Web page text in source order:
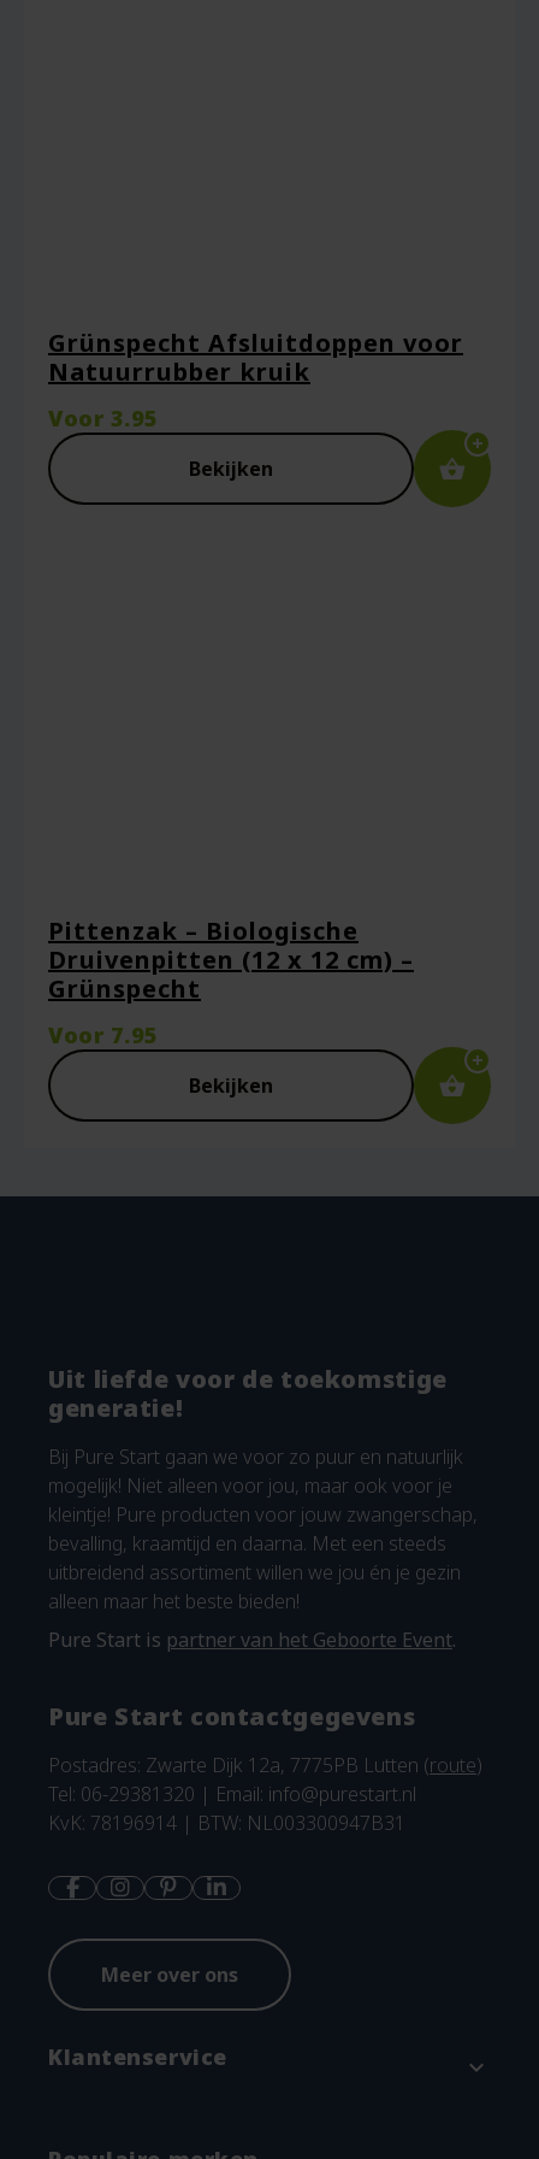
Grünspecht Afsluitdoppen voor
Natuurrubber kruik
Voor 3.95
Bekijken
Pittenzak – Biologische
Druivenpitten (12 x 12 cm) –
Grünspecht
Voor 7.95
Bekijken
Uit liefde voor de toekomstige
generatie!
Bij Pure Start gaan we voor zo puur en natuurlijk
mogelijk! Niet alleen voor jou, maar ook voor je
kleintje! Pure producten voor jouw zwangerschap,
bevalling, kraamtijd en daarna. Met een steeds
uitbreidend assortiment willen we jou én je gezin
alleen maar het beste bieden!
Pure Start is partner van het Geboorte Event.
Pure Start contactgegevens
Postadres: Zwarte Dijk 12a, 7775PB Lutten (route)
Tel: 06-29381320 | Email: info@purestart.nl
KvK: 78196914 | BTW: NL003300947B31
Meer over ons
Klantenservice expand_more